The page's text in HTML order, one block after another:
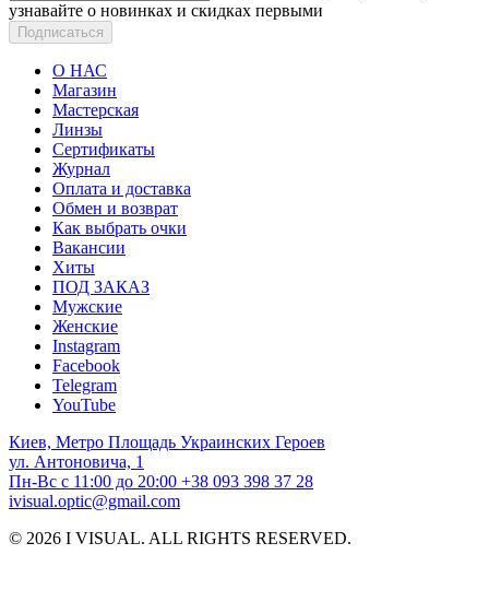
узнавайте о новинках и скидках первыми
О НАС
Магазин
Мастерская
Линзы
Сертификаты
Журнал
Оплата и доставка
Обмен и возврат
Как выбрать очки
Вакансии
Хиты
ПОД ЗАКАЗ
Мужские
Женские
Instagram
Facebook
Telegram
YouTube
Киев, Метро Площадь Украинских Героев
ул. Антоновича, 1
Пн-Вс с 11:00 до 20:00 +38 093 398 37 28
ivisual.optic@gmail.com
© 2026 I VISUAL. ALL RIGHTS RESERVED.